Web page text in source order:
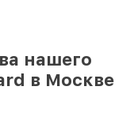
нашего
в Москве